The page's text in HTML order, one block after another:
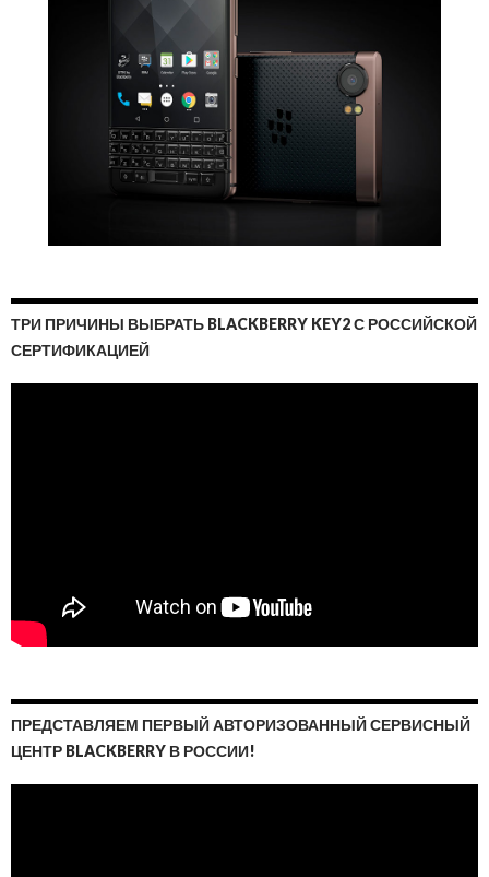
ТРИ ПРИЧИНЫ ВЫБРАТЬ BLACKBERRY KEY2 С РОССИЙСКОЙ
СЕРТИФИКАЦИЕЙ
ПРЕДСТАВЛЯЕМ ПЕРВЫЙ АВТОРИЗОВАННЫЙ СЕРВИСНЫЙ
ЦЕНТР BLACKBERRY В РОССИИ!